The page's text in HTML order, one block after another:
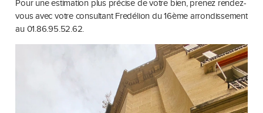
Pour une estimation plus précise de votre bien, prenez rendez-
vous avec votre consultant Fredélion du 16ème arrondissement
au 01.86.95.52.62.